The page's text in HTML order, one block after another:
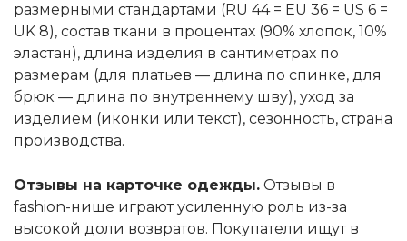
размерными стандартами (RU 44 = EU 36 = US 6 =
UK 8), состав ткани в процентах (90% хлопок, 10%
эластан), длина изделия в сантиметрах по
размерам (для платьев — длина по спинке, для
брюк — длина по внутреннему шву), уход за
изделием (иконки или текст), сезонность, страна
производства.
Отзывы на карточке одежды. Отзывы в
fashion-нише играют усиленную роль из-за
высокой доли возвратов. Покупатели ищут в